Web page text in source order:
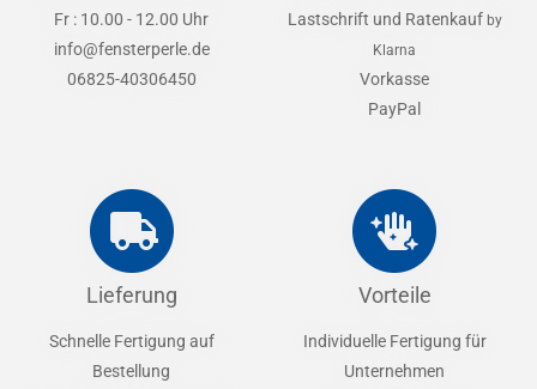
Fr : 10.00 - 12.00 Uhr
info@fensterperle.de
06825-40306450
Lastschrift und Ratenkauf by
Klarna
Vorkasse
PayPal
Lieferung
Schnelle Fertigung auf
Bestellung
Vorteile
Individuelle Fertigung für
Unternehmen